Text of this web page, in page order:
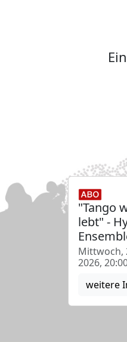
"Tango
lebt" -
Mittwoch,
2026,
weitere